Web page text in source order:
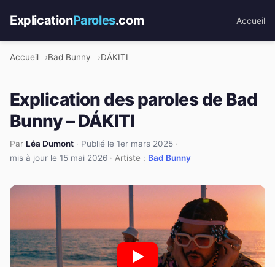
ExplicationParoles.com Accueil
Accueil Bad Bunny DÁKITI
Explication des paroles de Bad
Bunny – DÁKITI
Par Léa Dumont · Publié le 1er mars 2025 ·
mis à jour le 15 mai 2026 · Artiste : Bad Bunny